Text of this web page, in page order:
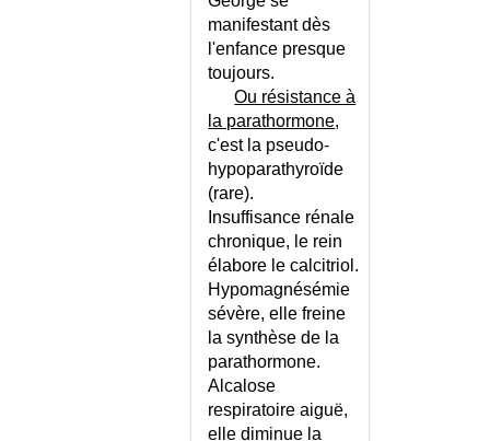
CORTICOSURRENALE AIGUE
CORTICOSURRENALE
INSUFFISANCE DE LA VALVULE
HEPATOCELLULAIRE
INSUFFISANCE MEDULLAIRE
INSUFFISANCE MITRALE
PANCREATIQUE EXOCRINE
INSUFFISANCE PERINEALE
INSUFFISANCE RENALE AIGUE
INSUFFISANCE RENALE AIGUE
INSUFFISANCE RENALE
manifestant dès
l'enfance presque
toujours.
Ou résistance à
la parathormone,
c'est la pseudo-
hypoparathyroïde
(rare).
Insuffisance rénale
chronique, le rein
élabore le calcitriol.
Hypomagnésémie
sévère, elle freine
la synthèse de la
parathormone.
Alcalose
respiratoire aiguë,
elle diminue la